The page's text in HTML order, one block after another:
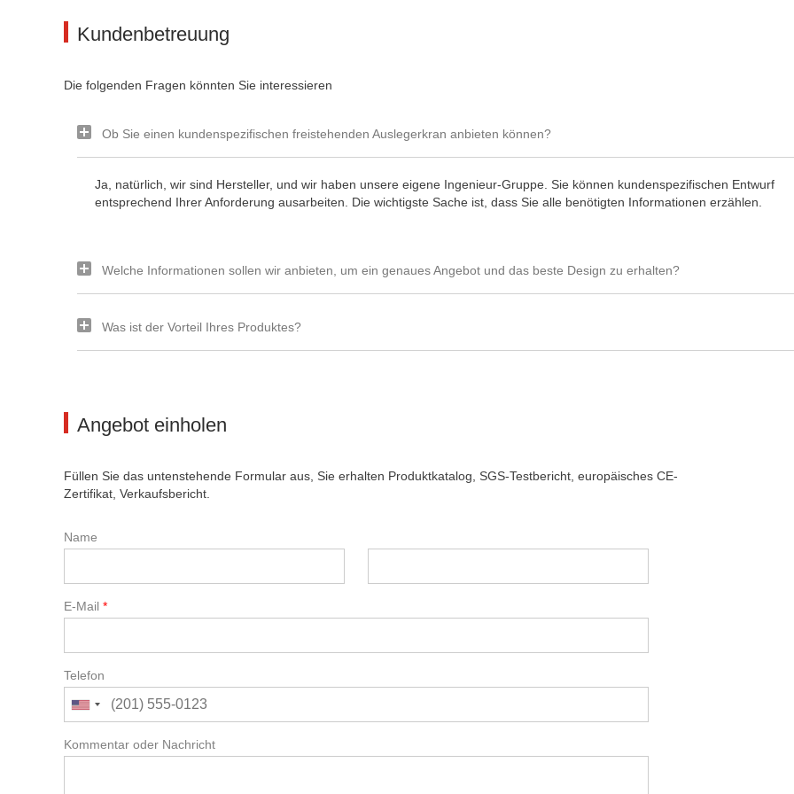
Kundenbetreuung
Die folgenden Fragen könnten Sie interessieren
Ob Sie einen kundenspezifischen freistehenden Auslegerkran anbieten können?
Ja, natürlich, wir sind Hersteller, und wir haben unsere eigene Ingenieur-Gruppe. Sie können kundenspezifischen Entwurf
entsprechend Ihrer Anforderung ausarbeiten. Die wichtigste Sache ist, dass Sie alle benötigten Informationen erzählen.
Welche Informationen sollen wir anbieten, um ein genaues Angebot und das beste Design zu erhalten?
Was ist der Vorteil Ihres Produktes?
Angebot einholen
Füllen Sie das untenstehende Formular aus, Sie erhalten Produktkatalog, SGS-Testbericht, europäisches CE-
Zertifikat, Verkaufsbericht.
Name
E-Mail *
Telefon
Kommentar oder Nachricht